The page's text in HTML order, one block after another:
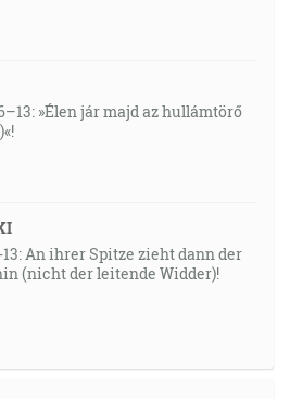
»Élen jár majd az hullámtörő
An ihrer Spitze zieht dann der
(nicht der leitende Widder)!